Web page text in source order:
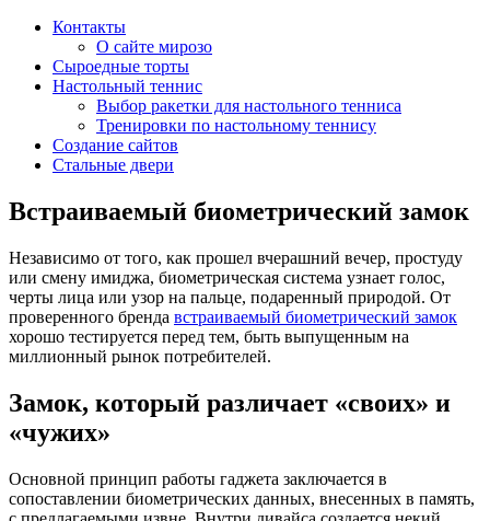
Контакты
О сайте мирозо
Сыроедные торты
Настольный теннис
Выбор ракетки для настольного тенниса
Тренировки по настольному теннису
Создание сайтов
Стальные двери
Встраиваемый биометрический замок
Независимо от того, как прошел вчерашний вечер, простуду
или смену имиджа, биометрическая система узнает голос,
черты лица или узор на пальце, подаренный природой. От
проверенного бренда встраиваемый биометрический замок
хорошо тестируется перед тем, быть выпущенным на
миллионный рынок потребителей.
Замок, который различает «своих» и
«чужих»
Основной принцип работы гаджета заключается в
сопоставлении биометрических данных, внесенных в память,